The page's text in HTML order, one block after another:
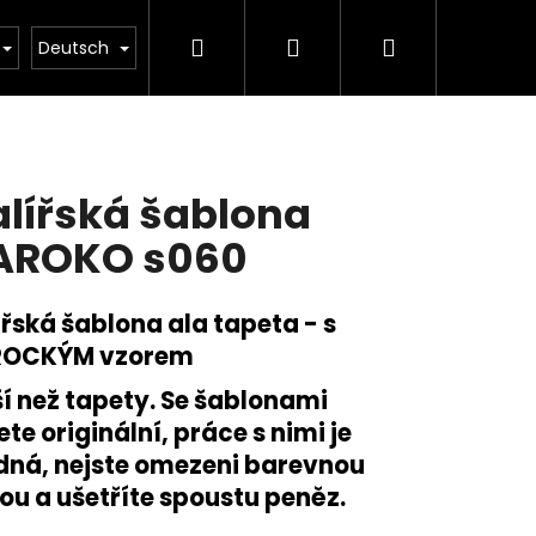
Kontakty Obchodní podmínky
Deutsch SuchenLogin Warenkorb
šablona
s060
šablona ala tapeta - s
vzorem
než tapety. Se šablonami
originální, práce s nimi je
nejste omezeni barevnou
a ušetříte spoustu peněz.
Folgende